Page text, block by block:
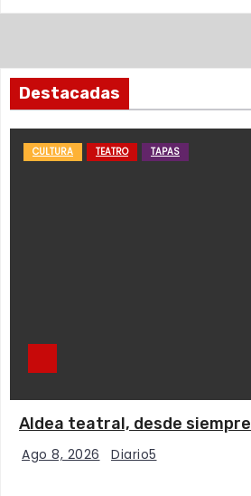
Destacadas
CULTURA TEATRO TAPAS
Aldea teatral, desde siempre
Ago 8, 2026 Diario5